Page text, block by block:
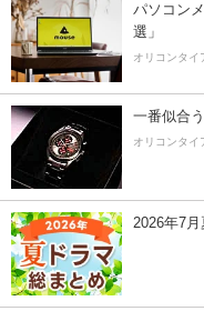
パソコン
選」
オリコンタイ
一番似合
オリコンタイ
2026年7